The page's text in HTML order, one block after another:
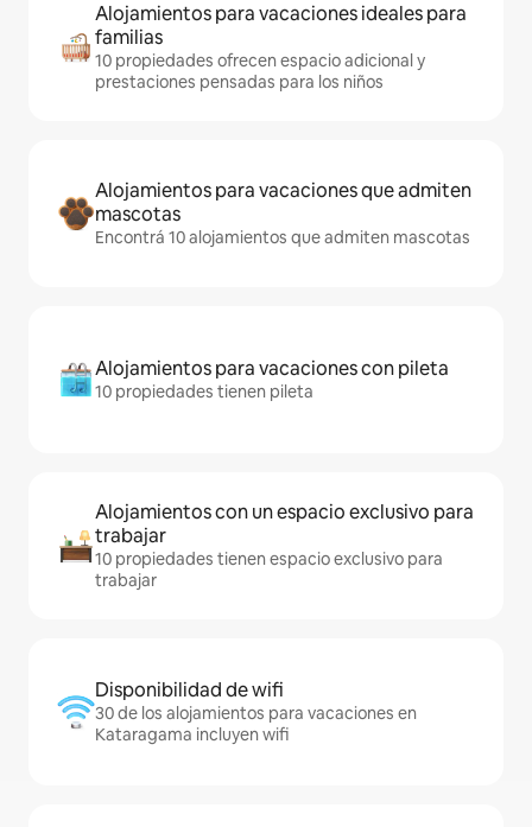
Alojamientos para vacaciones ideales para
familias
10 propiedades ofrecen espacio adicional y
prestaciones pensadas para los niños
Alojamientos para vacaciones que admiten
mascotas
Encontrá 10 alojamientos que admiten mascotas
Alojamientos para vacaciones con pileta
10 propiedades tienen pileta
Alojamientos con un espacio exclusivo para
trabajar
10 propiedades tienen espacio exclusivo para
trabajar
Disponibilidad de wifi
30 de los alojamientos para vacaciones en
Kataragama incluyen wifi